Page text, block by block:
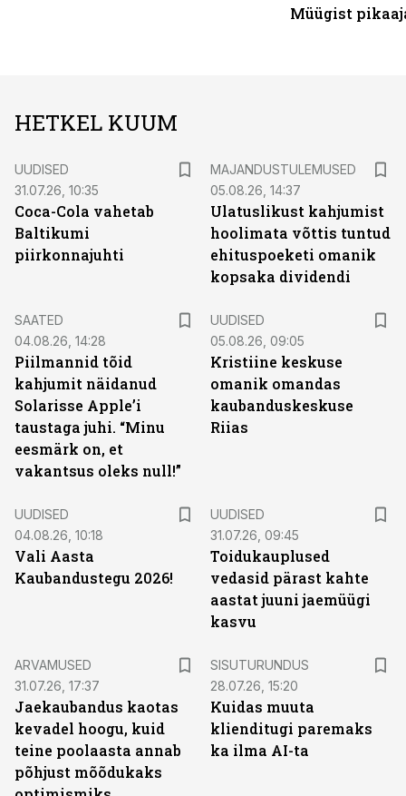
Müügist
HETKEL KUUM
UUDISED
31.07.26, 10:35
Coca-Cola vahetab
Baltikumi
piirkonnajuhti
MAJANDUSTULEMUSED
05.08.26, 14:37
Ulatuslikust kahjumist
hoolimata võttis tuntud
ehituspoeketi omanik
kopsaka dividendi
SAATED
04.08.26, 14:28
Piilmannid tõid
kahjumit näidanud
Solarisse Apple’i
taustaga juhi. “Minu
eesmärk on, et
vakantsus oleks null!”
UUDISED
05.08.26, 09:05
Kristiine keskuse
omanik omandas
kaubanduskeskuse
Riias
UUDISED
04.08.26, 10:18
Vali Aasta
Kaubandustegu 2026!
UUDISED
31.07.26, 09:45
Toidukauplused
vedasid pärast kahte
aastat juuni jaemüügi
kasvu
ARVAMUSED
31.07.26, 17:37
Jaekaubandus kaotas
kevadel hoogu, kuid
teine poolaasta annab
põhjust mõõdukaks
SISUTURUNDUS
28.07.26, 15:20
Kuidas muuta
klienditugi paremaks
ka ilma AI-ta